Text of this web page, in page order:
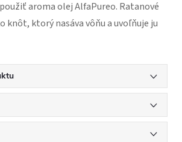
aroma olej AlfaPureo. Ratanové
knôt, ktorý nasáva vôňu a uvoľňuje ju